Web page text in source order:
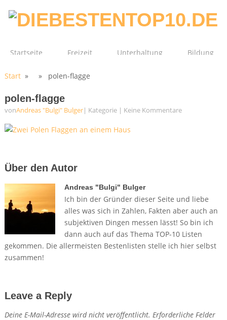
Startseite Freizeit Unterhaltung Bildung
Start» » polen-flagge
polen-flagge
vonAndreas "Bulgi" Bulger| Kategorie| Keine Kommentare
Über den Autor
Andreas "Bulgi" Bulger
Ich bin der Gründer dieser Seite und liebe
alles was sich in Zahlen, Fakten aber auch an
subjektiven Dingen messen lässt! So bin ich
dann auch auf das Thema TOP-10 Listen
gekommen. Die allermeisten Bestenlisten stelle ich hier selbst
zusammen!
Leave a Reply
Deine E-Mail-Adresse wird nicht veröffentlicht. Erforderliche Felder